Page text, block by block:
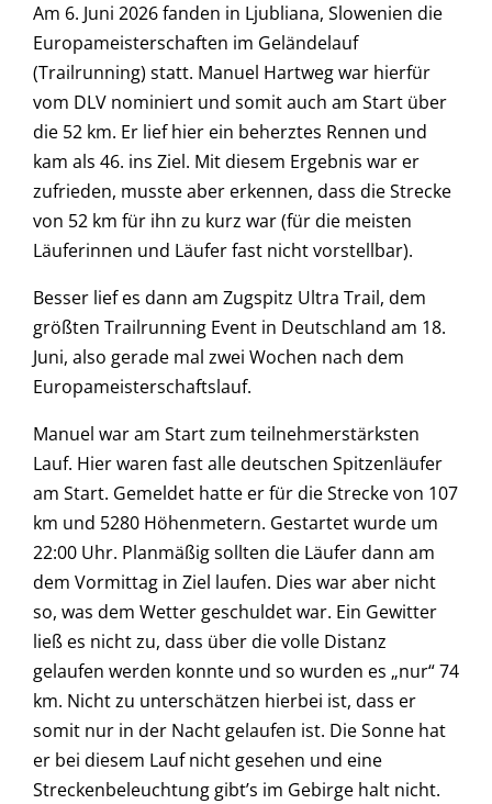
Am 6. Juni 2026 fanden in Ljubliana, Slowenien die
Europameisterschaften im Geländelauf
(Trailrunning) statt. Manuel Hartweg war hierfür
vom DLV nominiert und somit auch am Start über
die 52 km. Er lief hier ein beherztes Rennen und
kam als 46. ins Ziel. Mit diesem Ergebnis war er
zufrieden, musste aber erkennen, dass die Strecke
von 52 km für ihn zu kurz war (für die meisten
Läuferinnen und Läufer fast nicht vorstellbar).
Besser lief es dann am Zugspitz Ultra Trail, dem
größten Trailrunning Event in Deutschland am 18.
Juni, also gerade mal zwei Wochen nach dem
Europameisterschaftslauf.
Manuel war am Start zum teilnehmerstärksten
Lauf. Hier waren fast alle deutschen Spitzenläufer
am Start. Gemeldet hatte er für die Strecke von 107
km und 5280 Höhenmetern. Gestartet wurde um
22:00 Uhr. Planmäßig sollten die Läufer dann am
dem Vormittag in Ziel laufen. Dies war aber nicht
so, was dem Wetter geschuldet war. Ein Gewitter
ließ es nicht zu, dass über die volle Distanz
gelaufen werden konnte und so wurden es „nur“ 74
km. Nicht zu unterschätzen hierbei ist, dass er
somit nur in der Nacht gelaufen ist. Die Sonne hat
er bei diesem Lauf nicht gesehen und eine
Streckenbeleuchtung gibt’s im Gebirge halt nicht.